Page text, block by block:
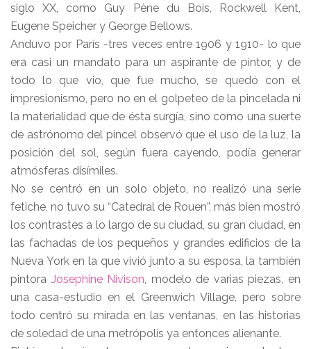
siglo XX, como Guy Pène du Bois, Rockwell Kent,
Eugene Speicher y George Bellows.
Anduvo por París -tres veces entre 1906 y 1910- lo que
era casi un mandato para un aspirante de pintor, y de
todo lo que vio, que fue mucho, se quedó con el
impresionismo, pero no en el golpeteo de la pincelada ni
la materialidad que de ésta surgía, sino como una suerte
de astrónomo del pincel observó que el uso de la luz, la
posición del sol, según fuera cayendo, podía generar
atmósferas disímiles.
No se centró en un solo objeto, no realizó una serie
fetiche, no tuvo su “Catedral de Rouen”, más bien mostró
los contrastes a lo largo de su ciudad, su gran ciudad, en
las fachadas de los pequeños y grandes edificios de la
Nueva York en la que vivió junto a su esposa, la también
pintora Josephine Nivison, modelo de varias piezas, en
una casa-estudio en el Greenwich Village, pero sobre
todo centró su mirada en las ventanas, en las historias
de soledad de una metrópolis ya entonces alienante.